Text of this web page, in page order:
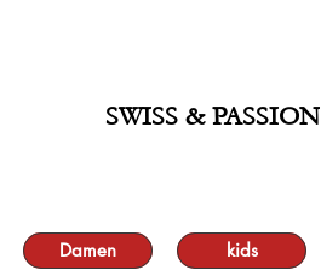
SWISS & PASSION
Damen kids